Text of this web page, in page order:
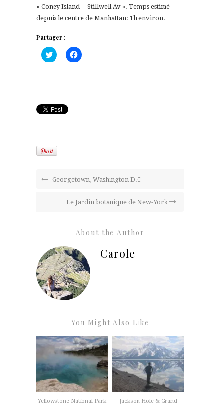
« Coney Island – Stillwell Av ». Temps estimé
depuis le centre de Manhattan: 1h environ.
Partager :
Cliquez
pour
fenêtre)
Cliquez
pour
Georgetown, Washington D.C
Le Jardin botanique de New-York
About the Author
Carole
You Might Also Like
Yellowstone National Park
Jackson Hole & Grand